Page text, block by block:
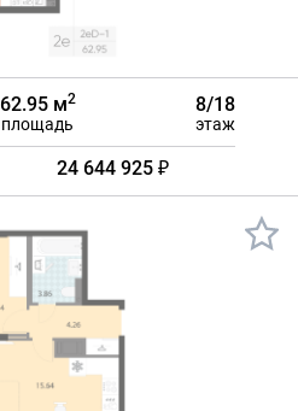
62.95 м2
площадь
8/18
этаж
24 644 925 ₽